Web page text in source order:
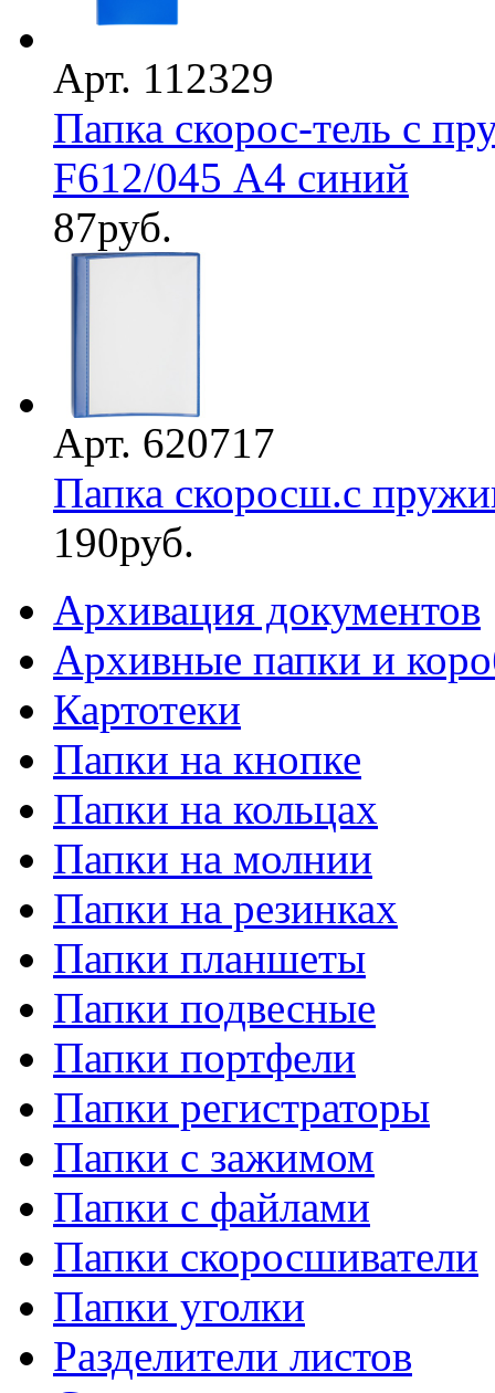
Арт. 112329
Папка скорос-тель с
F612/045 А4 синий
87руб.
Арт. 620717
Папка скоросш.с
190руб.
Архивация документов
Архивные папки и
Картотеки
Папки на кнопке
Папки на кольцах
Папки на молнии
Папки на резинках
Папки планшеты
Папки подвесные
Папки портфели
Папки регистраторы
Папки с зажимом
Папки с файлами
Папки скоросшиватели
Папки уголки
Разделители листов